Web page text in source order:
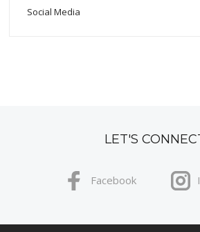
Social Media
LET'S
Facebook